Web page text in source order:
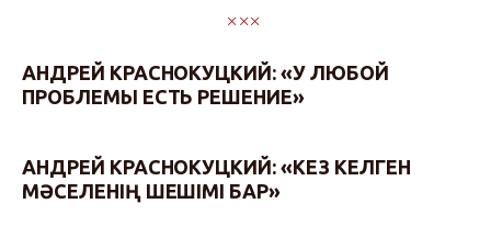
АНДРЕЙ КРАСНОКУЦКИЙ: «У ЛЮБОЙ
ПРОБЛЕМЫ ЕСТЬ РЕШЕНИЕ»
АНДРЕЙ КРАСНОКУЦКИЙ: «КЕЗ КЕЛГЕН
МӘСЕЛЕНІҢ ШЕШІМІ БАР»